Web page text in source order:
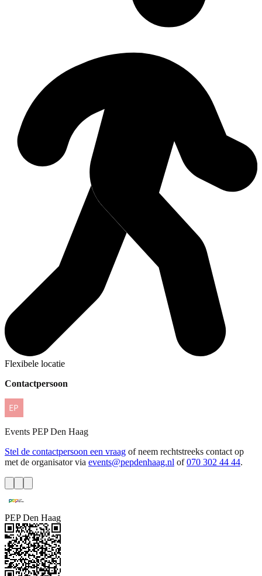
Flexibele locatie
Contactpersoon
Events PEP Den Haag
Stel de contactpersoon een vraag of neem rechtstreeks contact op
met de organisator via events@pepdenhaag.nl of 070 302 44 44.
PEP Den Haag